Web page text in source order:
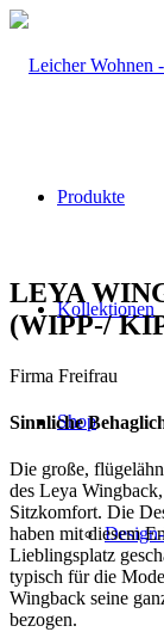
Produkte
Kollektionen
Shop
LEYA
(WIPP-/
Firma Freifrau
Sinnliche
Die große,
des Leya
Sitzkomfort. Die
haben mit diesem
Lieblingsplatz
typisch für die
Wingback seine
bezogen.